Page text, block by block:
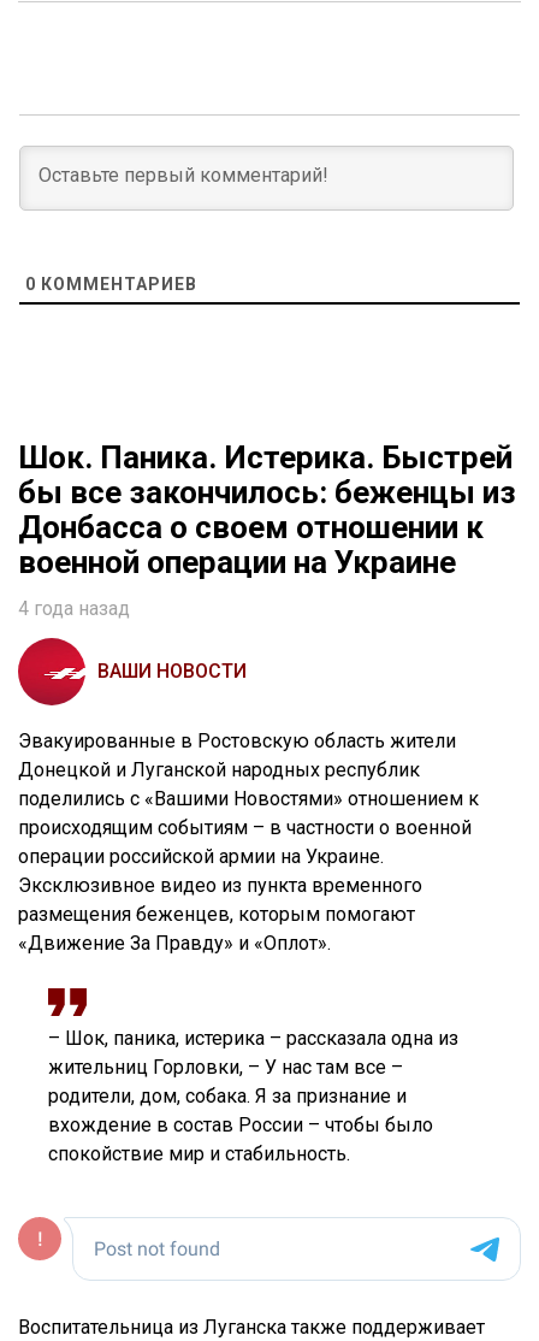
0 КОММЕНТАРИЕВ
Шок. Паника. Истерика. Быстрей
бы все закончилось: беженцы из
Донбасса о своем отношении к
военной операции на Украине
4 года назад
ВАШИ НОВОСТИ
Эвакуированные в Ростовскую область жители
Донецкой и Луганской народных республик
поделились с «Вашими Новостями» отношением к
происходящим событиям – в частности о военной
операции российской армии на Украине.
Эксклюзивное видео из пункта временного
размещения беженцев, которым помогают
«Движение За Правду» и «Оплот».
– Шок, паника, истерика – рассказала одна из
жительниц Горловки, – У нас там все –
родители, дом, собака. Я за признание и
вхождение в состав России – чтобы было
спокойствие мир и стабильность.
Воспитательница из Луганска также поддерживает